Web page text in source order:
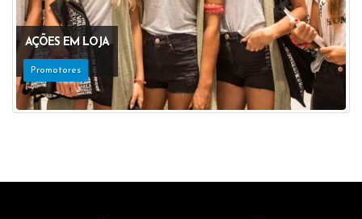
AÇÕES EM LOJA
Promotores